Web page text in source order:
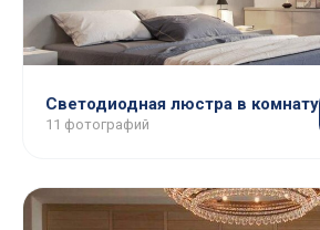
Светодиодная люстра в комнату
11 фотографий